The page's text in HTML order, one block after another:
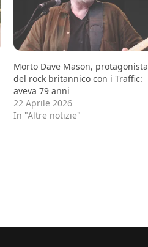
Morto Dave Mason, protagonista
del rock britannico con i Traffic:
aveva 79 anni
22 Aprile 2026
In "Altre notizie"